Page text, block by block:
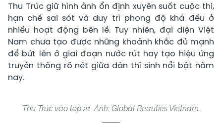
Thu Trúc giữ hình ảnh ổn định xuyên suốt cuộc thi,
hạn chế sai sót và duy trì phong độ khá đều ở
nhiều hoạt động bên lề. Tuy nhiên, đại diện Việt
Nam chưa tạo được những khoảnh khắc đủ mạnh
để bứt lên ở giai đoạn nước rút hay tạo hiệu ứng
truyền thông rõ nét giữa dàn thí sinh nổi bật năm
nay.
Thu Trúc vào top 21. Ảnh: Global Beauties Vietnam.